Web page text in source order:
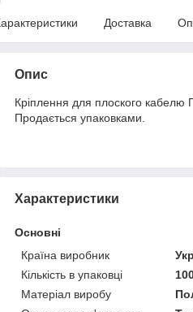
Доставка
Опис
Кріплення для плоского кабелю
Продається упаковками.
Характеристики
Основні
Країна виробник
Кількість в упаковці
Матеріал виробу